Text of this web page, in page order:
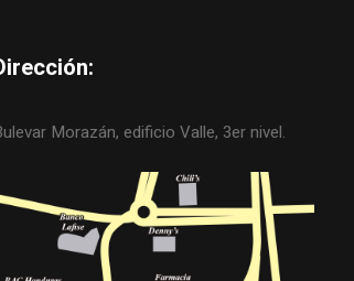
Morazán, edificio Valle, 3er nivel.